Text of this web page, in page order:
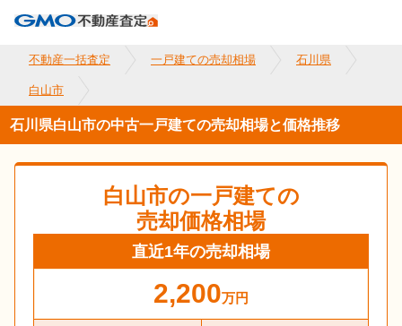
不動産一括査定 一戸建ての売却相場 石川県
白山市
石川県白山市の中古一戸建ての売却相場と価格推移
白山市の一戸建ての
売却価格相場
直近1年の売却相場
2,200万円